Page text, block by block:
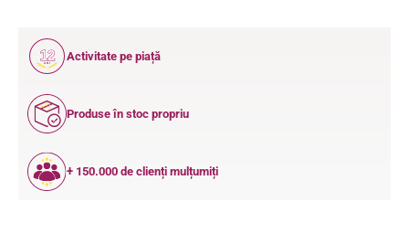
12
ANI
Activitate pe piață
Produse în stoc propriu
+ 150.000 de clienți mulțumiți